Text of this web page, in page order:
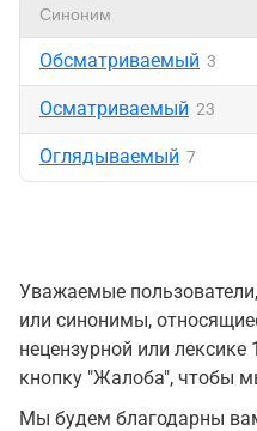
Синоним
Обсматриваемый 3
Осматриваемый 23
Оглядываемый 7
Уважаемые
или синонимы,
нецензурной или
кнопку "Жалоба", чтобы
Мы будем благодарны